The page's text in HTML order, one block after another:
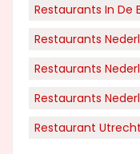
Restaurants In De
Restaurants
Restaurants
Restaurants
Restaurant Utrecht